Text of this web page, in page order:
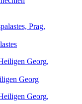
Georg